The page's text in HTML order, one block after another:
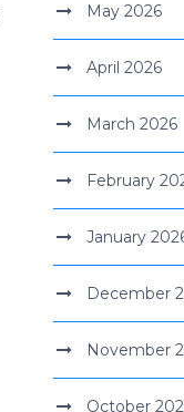
May 2026
April 2026
March 2026
February
January
December
November
October